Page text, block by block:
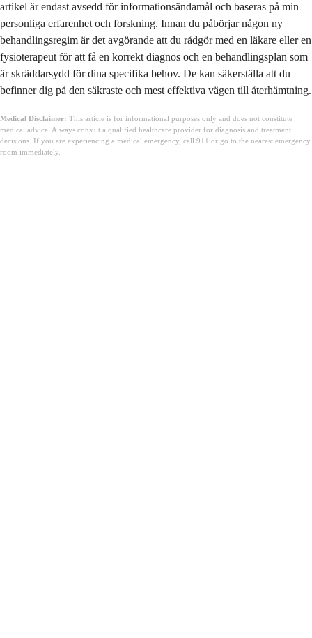
artikel är endast avsedd för informationsändamål och baseras på min
personliga erfarenhet och forskning. Innan du påbörjar någon ny
behandlingsregim är det avgörande att du rådgör med en läkare eller en
fysioterapeut för att få en korrekt diagnos och en behandlingsplan som
är skräddarsydd för dina specifika behov. De kan säkerställa att du
befinner dig på den säkraste och mest effektiva vägen till återhämtning.
Medical Disclaimer: This article is for informational purposes only and does not constitute
medical advice. Always consult a qualified healthcare provider for diagnosis and treatment
decisions. If you are experiencing a medical emergency, call 911 or go to the nearest emergency
room immediately.